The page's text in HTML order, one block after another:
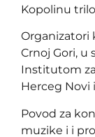
Kopolinu
Organizatori
Crnoj Gori, u
Institutom
Herceg Novi
Povod za
muzike i i